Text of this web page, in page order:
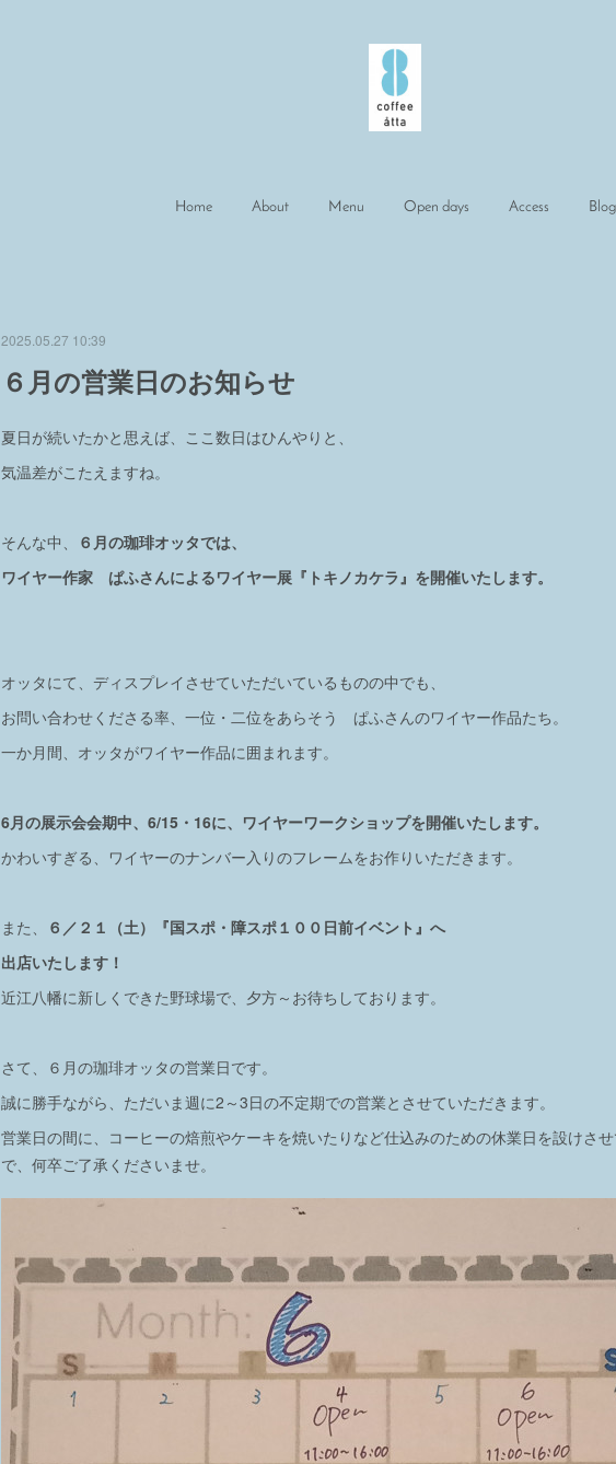
Home About Menu Open days Access Blog
2025.05.27 10:39
６月の営業日のお知らせ
夏日が続いたかと思えば、ここ数日はひんやりと、
気温差がこたえますね。
そんな中、
６月の珈琲オッタでは、
ワイヤー作家 ぱふさんによるワイヤー展『トキノカケラ』を開催いたします。
オッタにて、ディスプレイさせていただいているものの中でも、
お問い合わせくださる率、一位・二位をあらそう ぱふさんのワイヤー作品たち。
一か月間、オッタがワイヤー作品に囲まれます。
6月の展示会会期中、6/15・16に、ワイヤーワークショップを開催いたします。
かわいすぎる、ワイヤーのナンバー入りのフレームをお作りいただきます。
また、
６／２１（土）『国スポ・障スポ１００日前イベント』へ
出店いたします！
近江八幡に新しくできた野球場で、夕方～お待ちしております。
さて、６月の珈琲オッタの営業日です。
誠に勝手ながら、ただいま週に2～3日の不定期での営業とさせていただきます。
営業日の間に、コーヒーの焙煎やケーキを焼いたりなど仕込みのための休業日を設けさ
で、何卒ご了承くださいませ。